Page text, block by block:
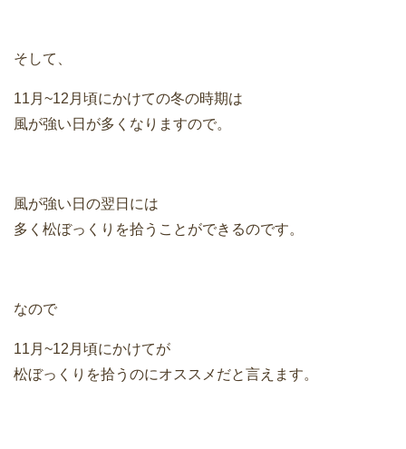
そして、
11月~12月頃にかけての冬の時期は
風が強い日が多くなりますので。
風が強い日の翌日には
多く松ぼっくりを拾うことができるのです。
なので
11月~12月頃にかけてが
松ぼっくりを拾うのにオススメだと言えます。